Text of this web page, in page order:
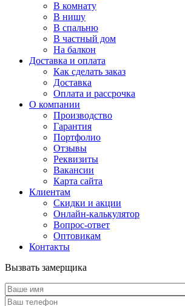
В комнату
В нишу
В спальню
В частный дом
На балкон
Доставка и оплата
Как сделать заказ
Доставка
Оплата и рассрочка
О компании
Производство
Гарантия
Портфолио
Отзывы
Реквизиты
Вакансии
Карта сайта
Клиентам
Скидки и акции
Онлайн-калькулятор
Вопрос-ответ
Оптовикам
Контакты
Вызвать замерщика